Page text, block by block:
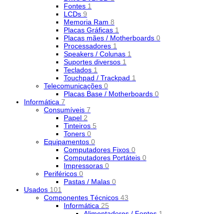
Fontes 1
LCDs 9
Memoria Ram 8
Placas Gráficas 1
Placas mães / Motherboards 0
Processadores 1
Speakers / Colunas 1
Suportes diversos 1
Teclados 1
Touchpad / Trackpad 1
Telecomunicações 0
Placas Base / Motherboards 0
Informática 7
Consumíveis 7
Papel 2
Tinteiros 5
Toners 0
Equipamentos 0
Computadores Fixos 0
Computadores Portáteis 0
Impressoras 0
Periféricos 0
Pastas / Malas 0
Usados 101
Componentes Técnicos 43
Informática 25